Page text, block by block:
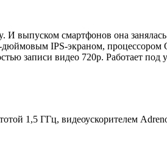
выпуском смартфонов она
IPS-экраном, процессором
записи видео 720p. Работает
1,5 ГГц, видеоускорителем